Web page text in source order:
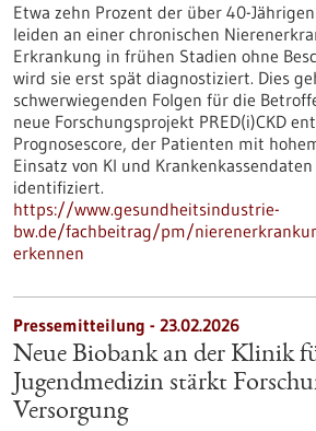
Etwa zehn Prozent der über 40-
leiden an einer chronischen
Erkrankung in frühen Stadien ohne
wird sie erst spät diagnostiziert. Dies
schwerwiegenden Folgen für die
neue Forschungsprojekt PRED(i)CKD
Prognosescore, der Patienten mit
Einsatz von KI und
identifiziert.
https://www.gesundheitsindustrie-
bw.de/fachbeitrag/pm/
erkennen
Pressemitteilung - 23.02.2026
Neue Biobank an der Klinik
Jugendmedizin stärkt
Versorgung